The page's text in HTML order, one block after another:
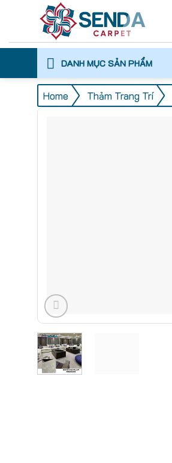
DANH MỤC SẢN PHẨM
Home / Thảm Trang Trí /